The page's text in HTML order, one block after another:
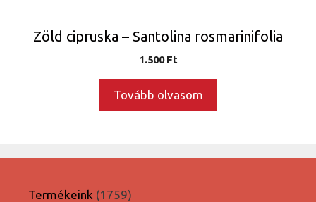
Zöld cipruska – Santolina rosmarinifolia
1.500Ft
Tovább olvasom
Termékeink 17591759